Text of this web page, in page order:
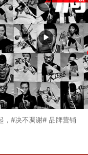
，#决不凋谢# 品牌营销